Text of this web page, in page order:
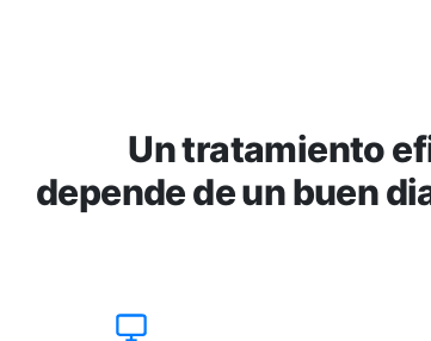
Un tratamiento
depende de un buen